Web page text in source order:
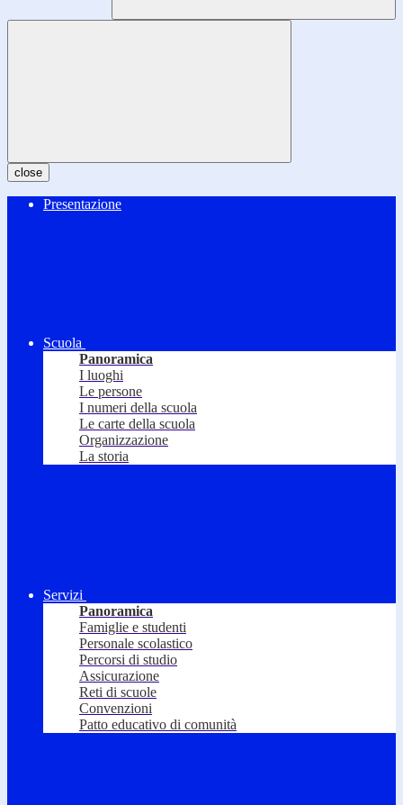
close
Presentazione
Scuola
Panoramica
I luoghi
Le persone
I numeri della scuola
Le carte della scuola
Organizzazione
La storia
Servizi
Panoramica
Famiglie e studenti
Personale scolastico
Percorsi di studio
Assicurazione
Reti di scuole
Convenzioni
Patto educativo di comunità